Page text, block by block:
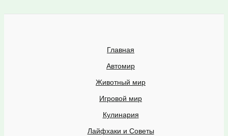
Главная
Автомир
Животный мир
Игровой мир
Кулинария
Лайфхаки и Советы